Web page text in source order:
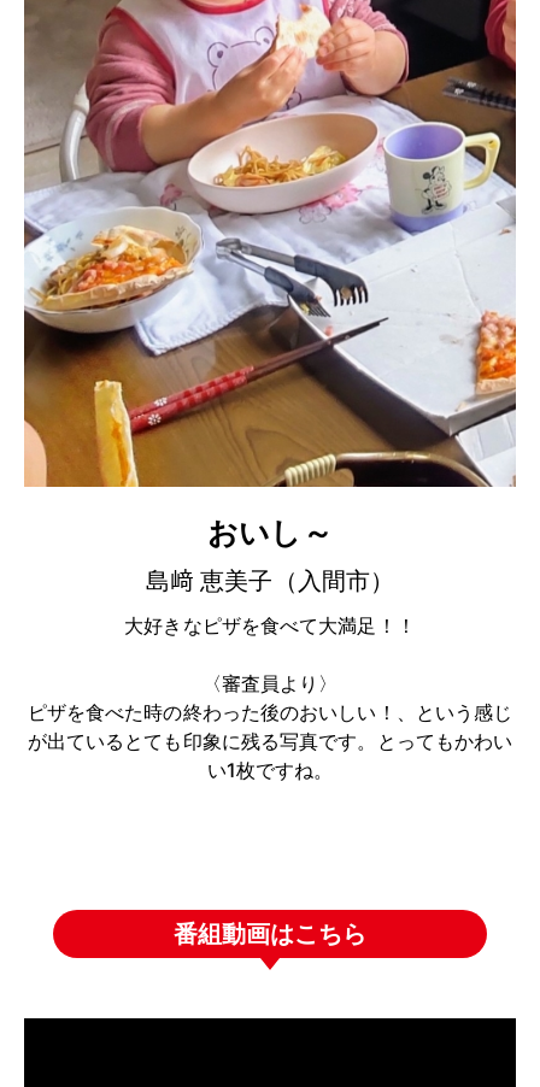
おいし～
島﨑 恵美子（入間市）
大好きなピザを食べて大満足！！
〈審査員より〉
ピザを食べた時の終わった後のおいしい！、という感じ
が出ているとても印象に残る写真です。とってもかわい
い1枚ですね。
番組動画はこちら